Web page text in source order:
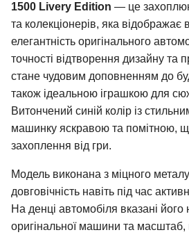
1500 Livery Edition — це
та колекціонерів, яка відображає
елегантність оригінального
точності відтворення дизайну та
стане чудовим доповненням до
також ідеальною іграшкою для
Витончений синій колір із
машинку яскравою та помітною,
захоплення від гри.
Модель виконана з міцного
довговічність навіть під час
На денці автомобіля вказані його
оригінальної машини та